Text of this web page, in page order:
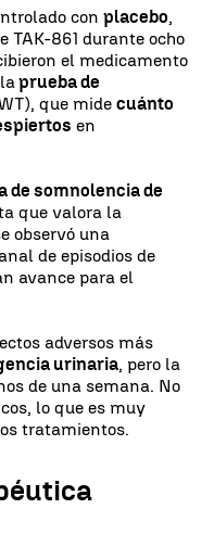
con placebo,
TAK-861 durante ocho
el medicamento
prueba de
que mide cuánto
en
de somnolencia de
que valora la
observó una
de episodios de
avance para el
adversos más
urinaria, pero la
de una semana. No
lo que es muy
tratamientos.